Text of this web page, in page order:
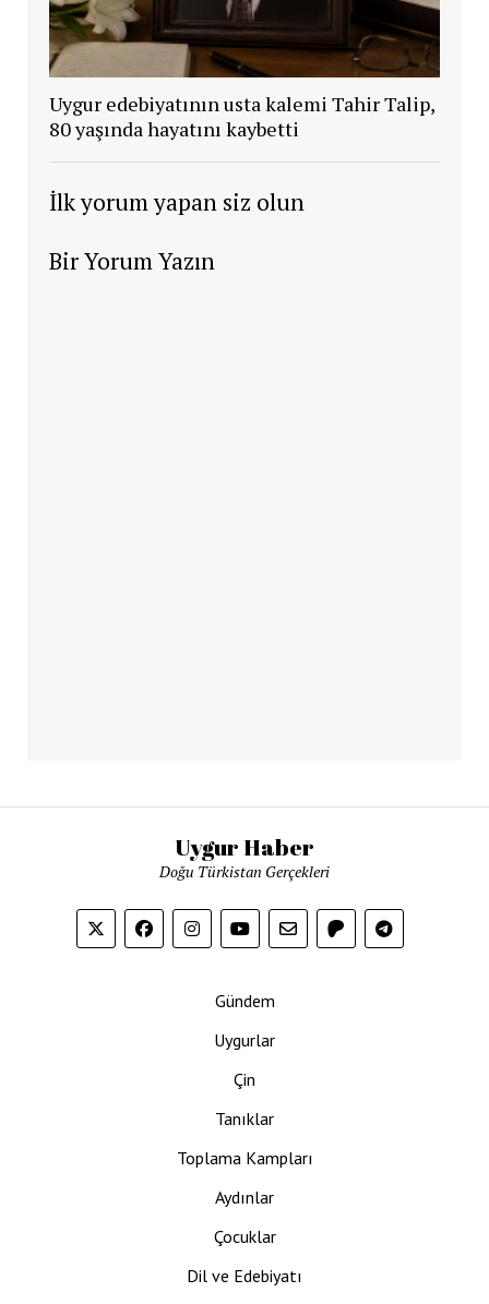
Uygur edebiyatının usta kalemi Tahir Talip,
80 yaşında hayatını kaybetti
İlk yorum yapan siz olun
Bir Yorum Yazın
Uygur Haber
Doğu Türkistan Gerçekleri
Gündem
Uygurlar
Çin
Tanıklar
Toplama Kampları
Aydınlar
Çocuklar
Dil ve Edebiyatı